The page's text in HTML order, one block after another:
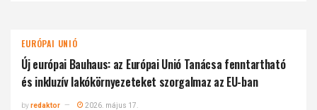
EURÓPAI UNIÓ
Új európai Bauhaus: az Európai Unió Tanácsa fenntartható
és inkluzív lakókörnyezeteket szorgalmaz az EU-ban
byredaktor 2026. május 17.